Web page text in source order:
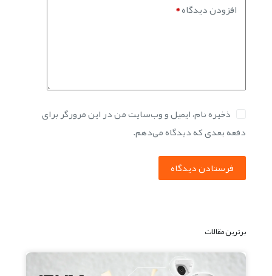
افزودن دیدگاه*
ذخیره نام، ایمیل و وب‌سایت من در این مرورگر برای
دفعه بعدی که دیدگاه می‌دهم.
فرستادن دیدگاه
برترین مقالات